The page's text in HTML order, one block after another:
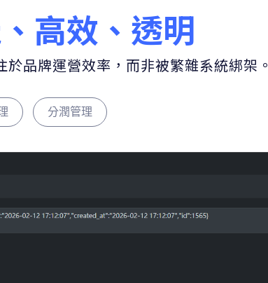
高效、透明
品牌運營效率，而非被繁雜系統綁架。
分潤管理